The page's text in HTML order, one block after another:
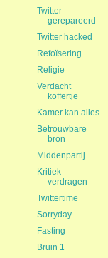
Twitter
gerepareerd
Twitter hacked
Refoïsering
Religie
Verdacht
koffertje
Kamer kan alles
Betrouwbare
bron
Middenpartij
Kritiek
verdragen
Twittertime
Sorryday
Fasting
Bruin 1